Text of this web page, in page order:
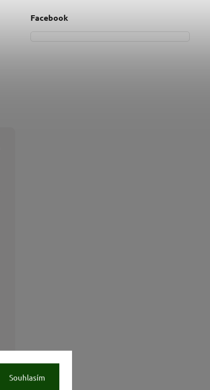
Souhlasím
Facebook